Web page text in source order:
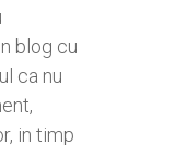
blog cu
ca nu
in timp